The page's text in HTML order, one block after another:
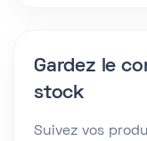
Gardez le
stock
Suivez vos